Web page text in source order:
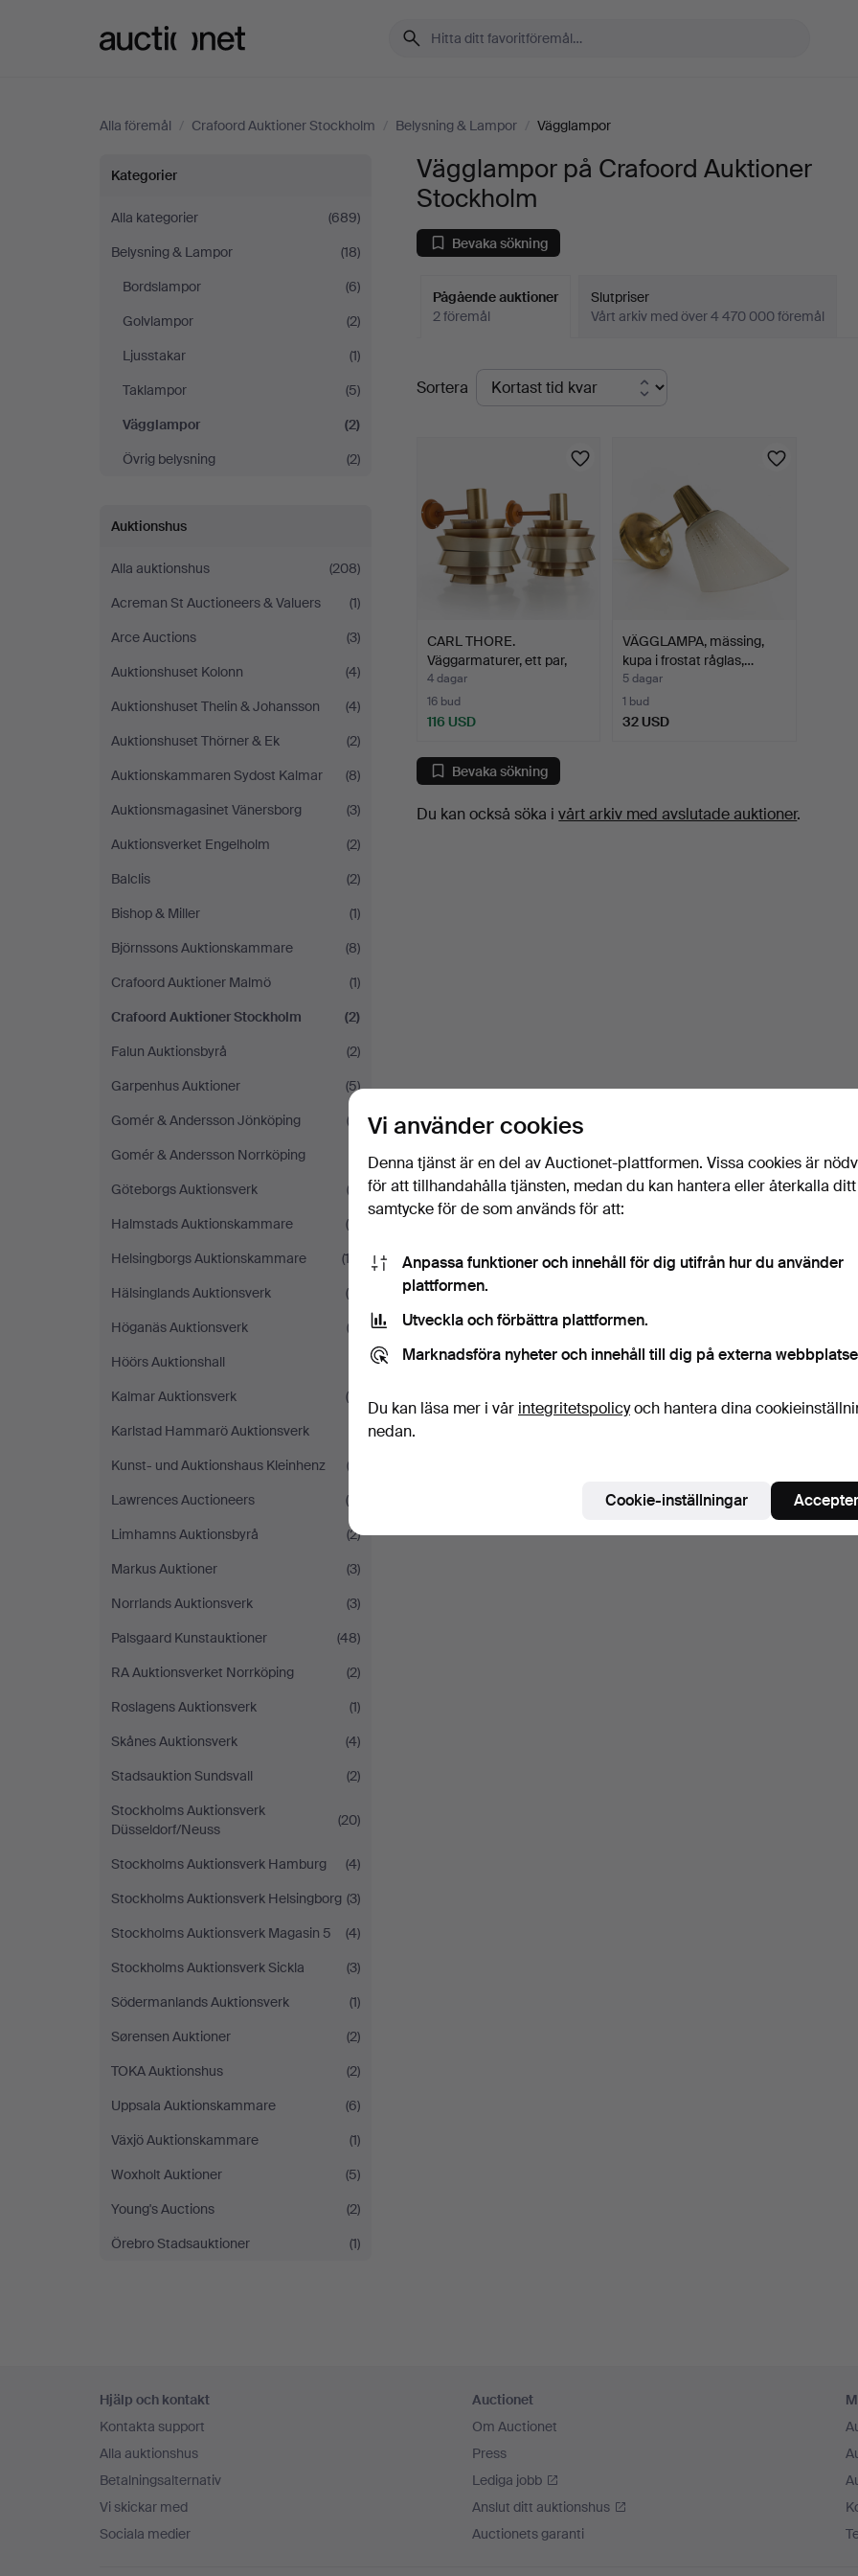
Alla föremål / Crafoord Auktioner Stockholm / Belysning & Lampor / Vägglampor
Vägglampor
på
Crafoord
Auktioner
Stockholm
Kategorier
Alla kategorier
(689)
Belysning & Lampor
(18)
Bordslampor
(6)
Golvlampor
(2)
Ljusstakar
(1)
Taklampor
(5)
Vägglampor
(2)
Övrig belysning
(2)
Auktionshus
Alla auktionshus
(208)
Acreman St Auctioneers & Valuers
(1)
Arce Auctions
(3)
Auktionshuset Kolonn
(4)
Auktionshuset Thelin & Johansson
(4)
Auktionshuset Thörner & Ek
(2)
Auktionskammaren Sydost Kalmar
(8)
Auktionsmagasinet Vänersborg
(3)
Auktionsverket Engelholm
(2)
Balclis
(2)
Bishop & Miller
(1)
Björnssons Auktionskammare
(8)
Crafoord Auktioner Malmö
(1)
Crafoord Auktioner Stockholm
(2)
Falun Auktionsbyrå
(2)
Garpenhus Auktioner
(5)
Gomér & Andersson Jönköping
(2)
Gomér & Andersson Norrköping
Göteborgs Auktionsverk
(2)
Halmstads Auktionskammare
(4)
Helsingborgs Auktionskammare
(13)
Hälsinglands Auktionsverk
(4)
Höganäs Auktionsverk
(2)
Höörs Auktionshall
Kalmar Auktionsverk
(4)
Karlstad Hammarö Auktionsverk
Kunst- und Auktionshaus Kleinhenz
(2)
Lawrences Auctioneers
(5)
Limhamns Auktionsbyrå
(2)
Markus Auktioner
(3)
Norrlands Auktionsverk
(3)
Palsgaard Kunstauktioner
(48)
RA Auktionsverket Norrköping
(2)
Roslagens Auktionsverk
(1)
Skånes Auktionsverk
(4)
Stadsauktion Sundsvall
(2)
Stockholms Auktionsverk
Düsseldorf/Neuss
(20)
Stockholms Auktionsverk Hamburg
(4)
Stockholms Auktionsverk Helsingborg (3)
Stockholms Auktionsverk Magasin 5
(4)
Stockholms Auktionsverk Sickla
(3)
Södermanlands Auktionsverk
(1)
Sørensen Auktioner
(2)
TOKA Auktionshus
(2)
Uppsala Auktionskammare
(6)
Växjö Auktionskammare
(1)
Woxholt Auktioner
(5)
Young's Auctions
(2)
Örebro Stadsauktioner
(1)
Vägglampor på Crafoord Auktioner
Stockholm
Bevaka sökning
Pågående auktioner
2 föremål
Slutpriser
Vårt arkiv med över 4 470 000 föremål
Pågående
auktioner
Sortera
CARL THORE.
Väggarmaturer, ett par,
Granha…
4 dagar
16 bud
116 USD
VÄGGLAMPA, mässing,
kupa i frostat råglas,…
5 dagar
1 bud
32 USD
Bevaka sökning
Du kan också söka ivårt arkiv med avslutade auktioner.
Hjälp och kontakt
Kontakta support
Alla auktionshus
Betalningsalternativ
Vi skickar med
Sociala medier
Auctionet
Om Auctionet
Press
Lediga jobb
Anslut ditt auktionshus
Auctionets garanti
Vi använder cookies
Denna tjänst är en del av Auctionet-plattformen. Vissa cookies är
för att tillhandahålla tjänsten, medan du kan hantera eller återkalla ditt
samtycke för de som används för att:
Anpassa funktioner och innehåll för dig utifrån hur du använder
plattformen.
Utveckla och förbättra plattformen.
Marknadsföra nyheter och innehåll till dig på externa
Du kan läsa mer i vår integritetspolicyoch hantera dina
nedan.
Cookie-inställningar